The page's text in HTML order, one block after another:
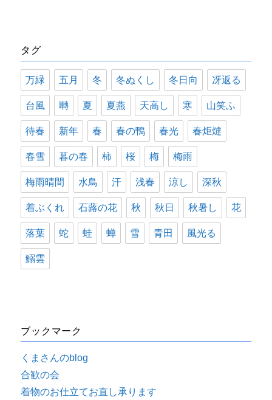
ー
タグ
万緑 五月 冬 冬ぬくし 冬日向 冴返る
台風 囀 夏 夏燕 天高し 寒 山笑ふ
待春 新年 春 春の鴨 春光 春炬燵
春雪 暮の春 柿 桜 梅 梅雨
梅雨晴間 水鳥 汗 浅春 涼し 深秋
着ぶくれ 石蕗の花 秋 秋日 秋暑し 花
落葉 蛇 蛙 蝉 雪 青田 風光る
鰯雲
ブックマーク
くまさんのblog
合歓の会
着物のお仕立てお直し承ります